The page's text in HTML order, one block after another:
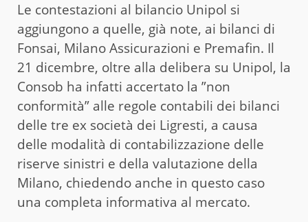
Le contestazioni al bilancio Unipol si
aggiungono a quelle, già note, ai bilanci di
Fonsai, Milano Assicurazioni e Premafin. Il
21 dicembre, oltre alla delibera su Unipol, la
Consob ha infatti accertato la ”non
conformità” alle regole contabili dei bilanci
delle tre ex società dei Ligresti, a causa
delle modalità di contabilizzazione delle
riserve sinistri e della valutazione della
Milano, chiedendo anche in questo caso
una completa informativa al mercato.